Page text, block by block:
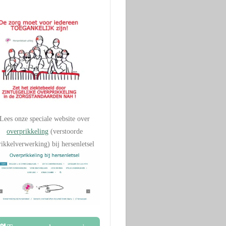
Lees onze speciale website over
overprikkeling (verstoorde
bij hersenletsel